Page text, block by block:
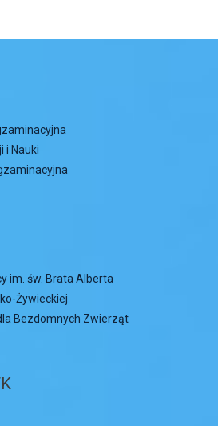
i Nauki
im. św. Brata Alberta
Żywieckiej
Bezdomnych Zwierząt